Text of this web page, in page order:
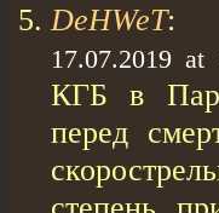
DeHWeT:
17.07.2019 at
КГБ в
перед